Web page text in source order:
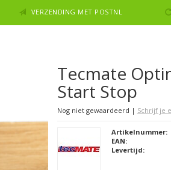
VERZENDING MET POSTNL
Tecmate
Start Stop
Nog niet gewaardeerd | Schrijf je
Artikelnummer:
EAN:
Levertijd: